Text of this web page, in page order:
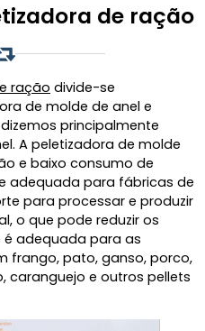
de ração
ração divide-se
de molde de anel e
principalmente
A peletizadora de molde
e baixo consumo de
adequada para fábricas de
para processar e produzir
o que pode reduzir os
adequada para as
frango, pato, ganso, porco,
caranguejo e outros pellets